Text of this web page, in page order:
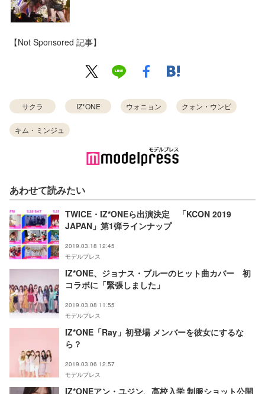
【Not Sponsored 記事】
サクラ IZ*ONE ウォニョン クォン・ウンビ
キム・ミンジュ
あわせて読みたい
TWICE・IZ*ONEら出演決定 「KCON 2019
JAPAN」第1弾ラインナップ
2019.03.18 12:45
モデルプレス
IZ*ONE、ジョナス・ブルーのヒット曲カバー 初
コラボに「緊張しました」
2019.03.08 11:55
モデルプレス
IZ*ONE「Ray」初登場 メンバーを彼女にするな
ら？
2019.03.06 12:57
モデルプレス
IZ*ONEアン・ユジン、高校入学 制服ショット公開